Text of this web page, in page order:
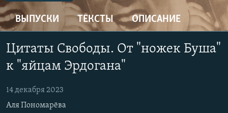
к
основному
содержанию
Вернутся
главной
Вернутся
АВТОРСКИЕ ПРОЕКТЫ
ЦИТАТЫ СВОБОДЫ
МНЕНИЯ
КУЛЬТУРА
КАВКАЗ.РЕАЛИИ
ПОДПИСАТЬСЯ
Spotify
CastBox
ВЫПУСКИ ТЕКСТЫ ОПИСАНИЕ
Цитаты Свободы. От "ножек Буша"
к "яйцам Эрдогана"
14 декабря 2023
Аля Пономарёва